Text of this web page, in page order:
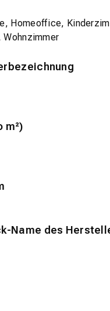
Homeoffice,
Wohnzimmer
m²)
Name des